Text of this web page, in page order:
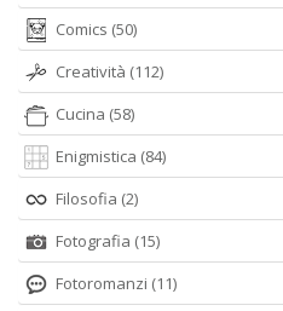
Comics (50)
Creatività (112)
Cucina (58)
Enigmistica (84)
Filosofia (2)
Fotografia (15)
Fotoromanzi (11)